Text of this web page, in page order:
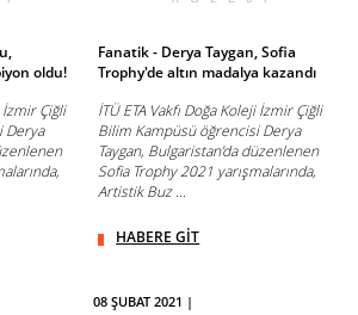
oldu!
İzmir Çiğli
Derya
Fanatik - Derya Taygan, Sofia
Trophy'de altın madalya kazandı
İTÜ ETA Vakfı Doğa Koleji İzmir Çiğli
Bilim Kampüsü öğrencisi Derya
Taygan, Bulgaristan’da düzenlenen
Sofia Trophy 2021 yarışmalarında,
Artistik Buz ...
HABERE GİT
08 ŞUBAT 2021 |